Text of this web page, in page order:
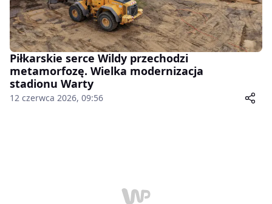
Piłkarskie serce Wildy przechodzi
metamorfozę. Wielka modernizacja
stadionu Warty
12 czerwca 2026, 09:56